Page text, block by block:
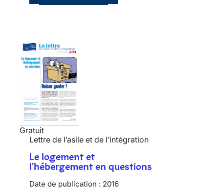
Gratuit
Lettre de l’asile et de l’intégration
Le logement et
l'hébergement en questions
Date de publication : 2016